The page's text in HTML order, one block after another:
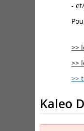
-
>>
>>
>>
Kaleo